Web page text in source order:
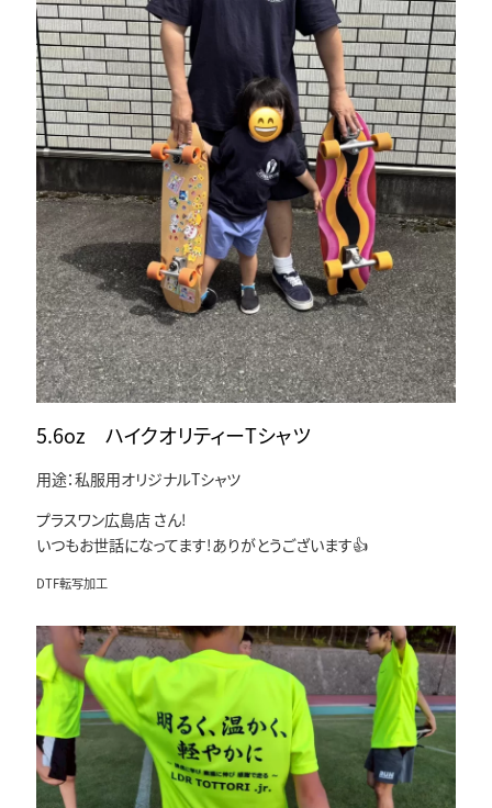
5.6oz ハイクオリティーTシャツ
用途：私服用オリジナルTシャツ
プラスワン広島店 さん!
いつもお世話になってます!ありがとうございます👍
DTF転写加工